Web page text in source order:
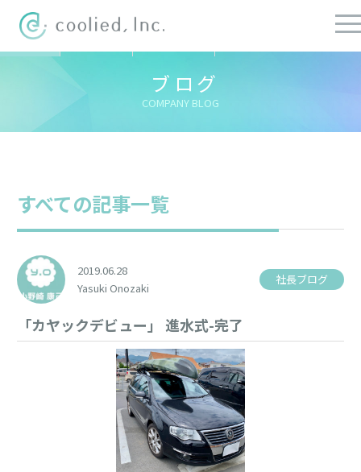
ブログ
COMPANY BLOG
ての記事
すべての記事一覧
2019.06.28
Yasuki Onozaki
社長ブログ
「カヤックデビュー」 進水式-完了